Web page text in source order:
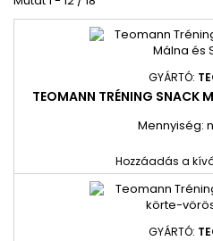
GYÁRTÓ:
TEOMANN TRÉNING SNACK
Mennyiség:
Hozzáadás a
GYÁRTÓ: